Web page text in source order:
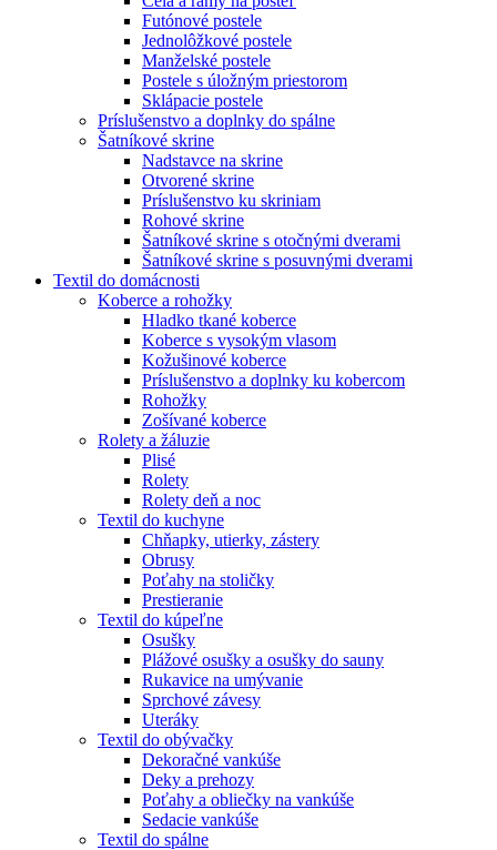
Futónové postele
Jednolôžkové postele
Manželské postele
Postele s úložným priestorom
Sklápacie postele
Príslušenstvo a doplnky do spálne
Šatníkové skrine
Nadstavce na skrine
Otvorené skrine
Príslušenstvo ku skriniam
Rohové skrine
Šatníkové skrine s otočnými dverami
Šatníkové skrine s posuvnými dverami
Textil do domácnosti
Koberce a rohožky
Hladko tkané koberce
Koberce s vysokým vlasom
Kožušinové koberce
Príslušenstvo a doplnky ku kobercom
Rohožky
Zošívané koberce
Rolety a žáluzie
Plisé
Rolety
Rolety deň a noc
Textil do kuchyne
Chňapky, utierky, zástery
Obrusy
Poťahy na stoličky
Prestieranie
Textil do kúpeľne
Osušky
Plážové osušky a osušky do sauny
Rukavice na umývanie
Sprchové závesy
Uteráky
Textil do obývačky
Dekoračné vankúše
Deky a prehozy
Poťahy a obliečky na vankúše
Sedacie vankúše
Textil do spálne